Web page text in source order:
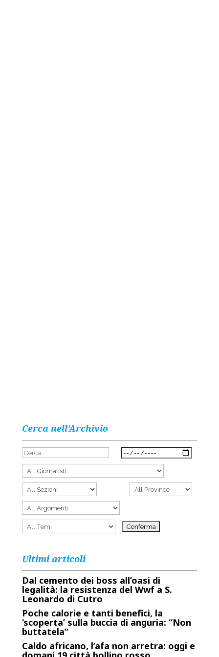
Cerca nell’Archivio
Ultimi articoli
Dal cemento dei boss all’oasi di
legalità: la resistenza del Wwf a S.
Leonardo di Cutro
Poche calorie e tanti benefici, la
‘scoperta’ sulla buccia di anguria: “Non
buttatela”
Caldo africano, l’afa non arretra: oggi e